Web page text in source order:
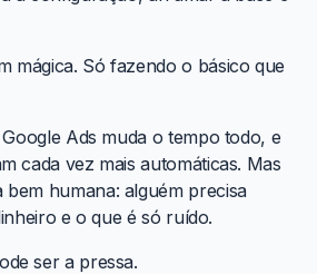
mágica. Só fazendo o básico que
Ads muda o tempo todo, e
cada vez mais automáticas. Mas
bem humana: alguém precisa
e o que é só ruído.
ser a pressa.